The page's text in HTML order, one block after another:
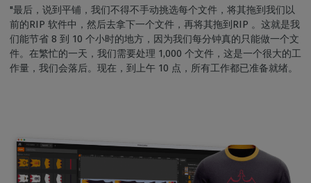
"最后，说到平铺，我们不得不手动挑选每个文件，将其拖到我们以
前的RIP 软件中，然后去拿下一个文件，再将其拖到RIP 。这就是我
们能节省 8 到 10 个小时的地方，因为我们每分钟真的只能做一个文
件。在繁忙的一天，我们需要处理 1,000 个文件，这是一个很大的工
作量，我们会落后。现在，到上午 10 点，所有工作都已准备就绪。